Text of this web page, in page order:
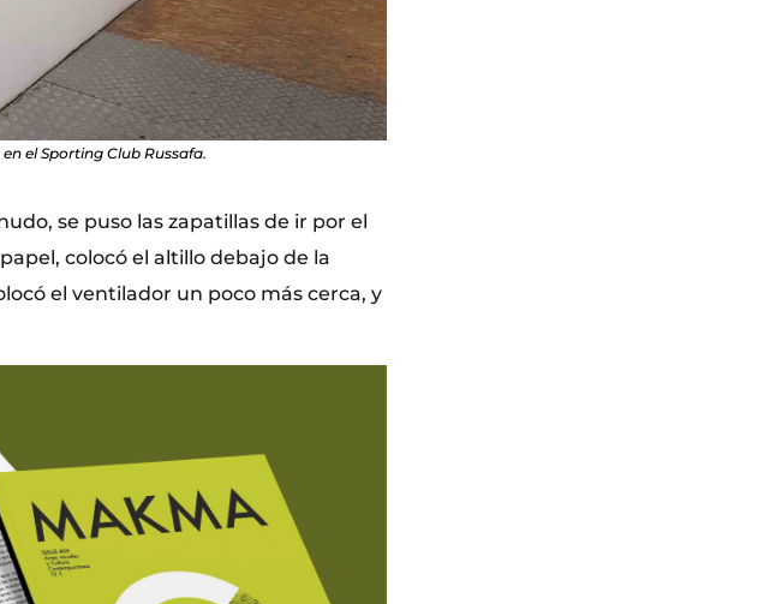
el Sporting Club Russafa.
se puso las zapatillas de ir por el
colocó el altillo debajo de la
el ventilador un poco más cerca, y